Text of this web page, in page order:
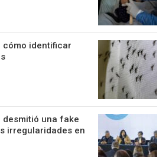
cómo identificar
desmitió una fake
irregularidades en